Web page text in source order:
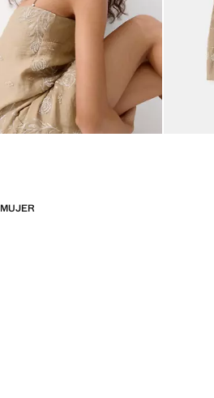
MUJER